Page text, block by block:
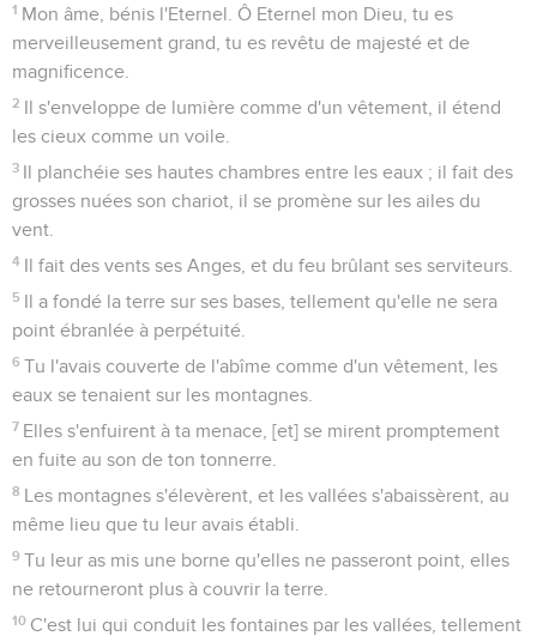
1 Mon âme, bénis l'Eternel. Ô Eternel mon Dieu, tu es
merveilleusement grand, tu es revêtu de majesté et de
magnificence.
2 Il s'enveloppe de lumière comme d'un vêtement, il étend
les cieux comme un voile.
3 Il planchéie ses hautes chambres entre les eaux ; il fait des
grosses nuées son chariot, il se promène sur les ailes du
vent.
4 Il fait des vents ses Anges, et du feu brûlant ses serviteurs.
5 Il a fondé la terre sur ses bases, tellement qu'elle ne sera
point ébranlée à perpétuité.
6 Tu l'avais couverte de l'abîme comme d'un vêtement, les
eaux se tenaient sur les montagnes.
7 Elles s'enfuirent à ta menace, [et] se mirent promptement
en fuite au son de ton tonnerre.
8 Les montagnes s'élevèrent, et les vallées s'abaissèrent, au
même lieu que tu leur avais établi.
9 Tu leur as mis une borne qu'elles ne passeront point, elles
ne retourneront plus à couvrir la terre.
10 C'est lui qui conduit les fontaines par les vallées, tellement